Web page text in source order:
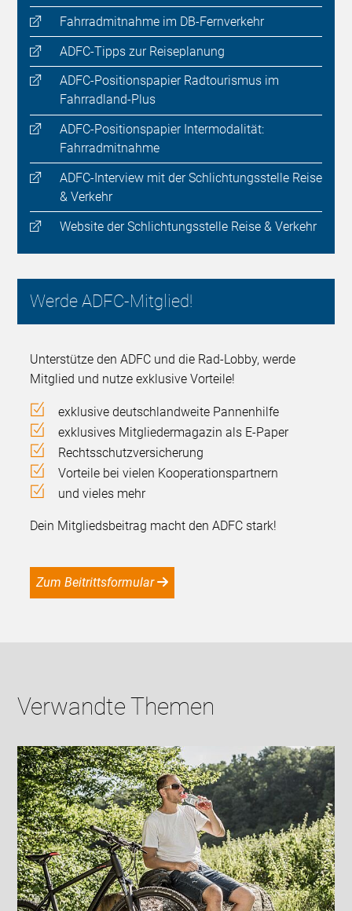
Fahrradmitnahme im DB-Fernverkehr
ADFC-Tipps zur Reiseplanung
ADFC-Positionspapier Radtourismus im
Fahrradland-Plus
ADFC-Positionspapier Intermodalität:
Fahrradmitnahme
ADFC-Interview mit der Schlichtungsstelle Reise
& Verkehr
Website der Schlichtungsstelle Reise & Verkehr
Werde ADFC-Mitglied!
Unterstütze den ADFC und die Rad-Lobby, werde
Mitglied und nutze exklusive Vorteile!
exklusive deutschlandweite Pannenhilfe
exklusives Mitgliedermagazin als E-Paper
Rechtsschutzversicherung
Vorteile bei vielen Kooperationspartnern
und vieles mehr
Dein Mitgliedsbeitrag macht den ADFC stark!
Zum Beitrittsformular
Verwandte Themen